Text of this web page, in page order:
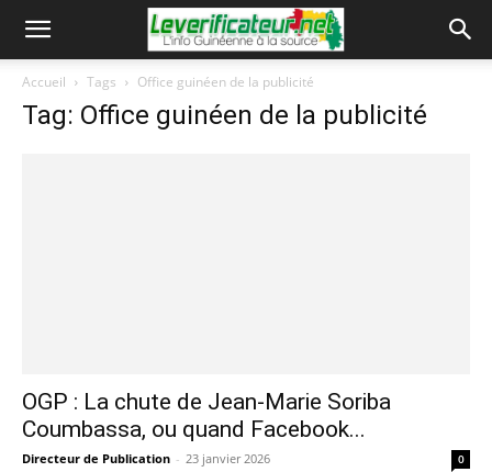
Accueil Tags Office guinéen de la publicité
Tag: Office guinéen de la publicité
OGP : La chute de Jean-Marie Soriba
Coumbassa, ou quand Facebook...
Directeur de Publication - 23 janvier 2026 0